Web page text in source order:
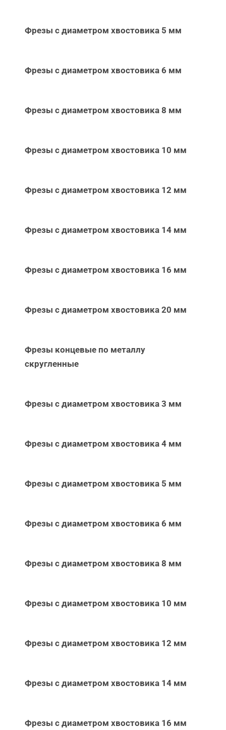
Фрезы с диаметром хвостовика 5 мм
Фрезы с диаметром хвостовика 6 мм
Фрезы с диаметром хвостовика 8 мм
Фрезы с диаметром хвостовика 10 мм
Фрезы с диаметром хвостовика 12 мм
Фрезы с диаметром хвостовика 14 мм
Фрезы с диаметром хвостовика 16 мм
Фрезы с диаметром хвостовика 20 мм
Фрезы концевые по металлу
скругленные
Фрезы с диаметром хвостовика 3 мм
Фрезы с диаметром хвостовика 4 мм
Фрезы с диаметром хвостовика 5 мм
Фрезы с диаметром хвостовика 6 мм
Фрезы с диаметром хвостовика 8 мм
Фрезы с диаметром хвостовика 10 мм
Фрезы с диаметром хвостовика 12 мм
Фрезы с диаметром хвостовика 14 мм
Фрезы с диаметром хвостовика 16 мм